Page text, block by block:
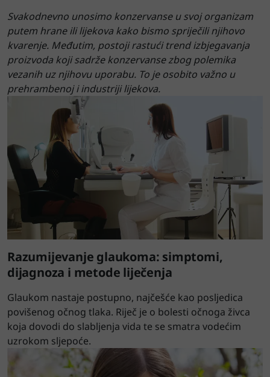
Svakodnevno unosimo konzervanse u svoj organizam
putem hrane ili lijekova kako bismo spriječili njihovo
kvarenje. Međutim, postoji rastući trend izbjegavanja
proizvoda koji sadrže konzervanse zbog polemika
vezanih uz njihovu uporabu. To je osobito važno u
prehrambenoj i industriji lijekova.
Razumijevanje glaukoma: simptomi,
dijagnoza i metode liječenja
Glaukom nastaje postupno, najčešće kao posljedica
povišenog očnog tlaka. Riječ je o bolesti očnoga živca
koja dovodi do slabljenja vida te se smatra vodećim
uzrokom sljepoće.